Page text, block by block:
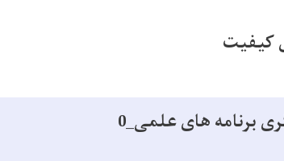
کیفیت
برنامه های علمی_0